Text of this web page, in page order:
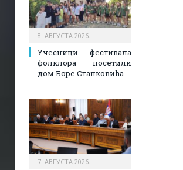
8. АВГУСТА 2026.
Учесници фестивала
фолклора посетили
дом Боре Станковића
7. АВГУСТА 2026.